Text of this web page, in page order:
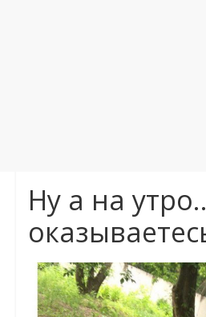
Ну а на